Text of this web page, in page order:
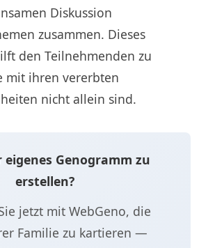
Diskussion
zusammen. Dieses
den Teilnehmenden zu
mit ihren vererbten
nicht allein sind.
Genogramm zu
erstellen?
jetzt mit WebGeno, die
Familie zu kartieren —